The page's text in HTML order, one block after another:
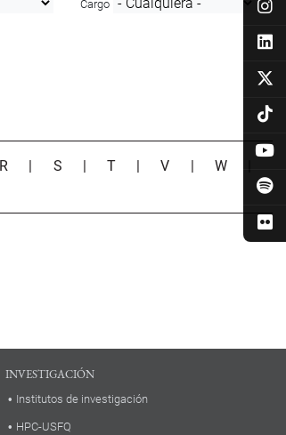
Cargo
R S |T |V W
INVESTIGACIÓN
Institutos de investigación
HPC-USFQ